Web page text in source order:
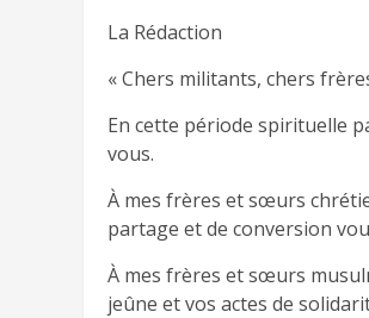
La Rédaction
« Chers militants, chers
En cette période spirituelle
vous.
À mes frères et sœurs
partage et de conversion
À mes frères et sœurs
jeûne et vos actes de